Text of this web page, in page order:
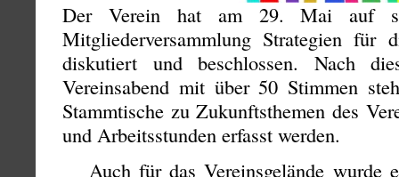
Der Verein hat am 29. Mai auf
Mitgliederversammlung Strategien für
diskutiert und beschlossen. Nach
Vereinsabend mit über 50 Stimmen
Stammtische zu Zukunftsthemen des
und Arbeitsstunden erfasst werden.
Auch für das Vereinsgelände wurde